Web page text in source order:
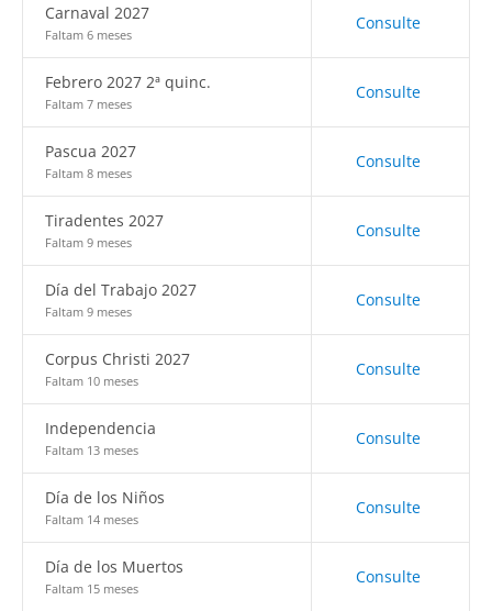
Carnaval 2027
Faltam 6 meses
Consulte
Febrero 2027 2ª quinc.
Faltam 7 meses
Consulte
Pascua 2027
Faltam 8 meses
Consulte
Tiradentes 2027
Faltam 9 meses
Consulte
Día del Trabajo 2027
Faltam 9 meses
Consulte
Corpus Christi 2027
Faltam 10 meses
Consulte
Independencia
Faltam 13 meses
Consulte
Día de los Niños
Faltam 14 meses
Consulte
Día de los Muertos
Faltam 15 meses
Consulte